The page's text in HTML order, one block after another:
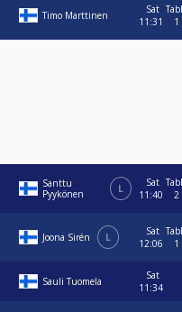
Timo Marttinen
Sat
11:31
1
Santtu
Pyykönen
L
Sat
11:40
2
Joona Sirén L
Sat
12:06
1
Sauli Tuomela
Sat
11:34